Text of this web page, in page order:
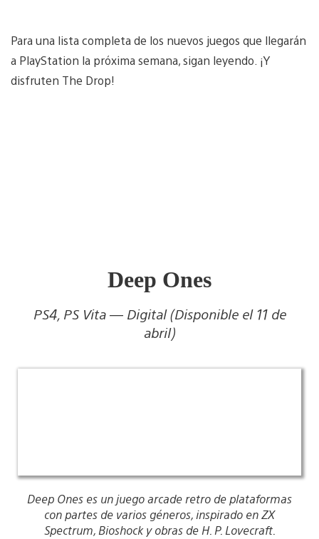
Para una lista completa de los nuevos juegos que llegarán
a PlayStation la próxima semana, sigan leyendo. ¡Y
disfruten The Drop!
Deep Ones
PS4, PS Vita — Digital (Disponible el 11 de
abril)
Deep Ones es un juego arcade retro de plataformas
con partes de varios géneros, inspirado en ZX
Spectrum, Bioshock y obras de H. P. Lovecraft.